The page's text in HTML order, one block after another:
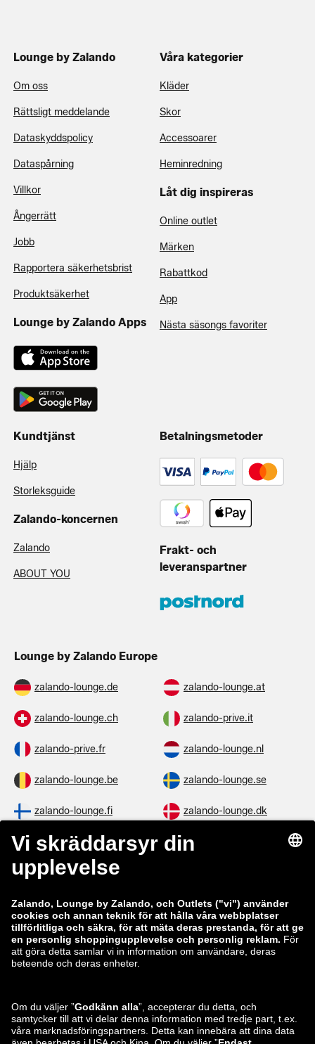
Lounge by Zalando
Om oss
Rättsligt meddelande
Dataskyddspolicy
Dataspårning
Villkor
Ångerrätt
Jobb
Rapportera säkerhetsbrist
Produktsäkerhet
Lounge by Zalando Apps
Våra kategorier
Kläder
Skor
Accessoarer
Heminredning
Låt dig inspireras
Online outlet
Märken
Rabattkod
App
Nästa säsongs favoriter
Kundtjänst
Hjälp
Storleksguide
Zalando-koncernen
Zalando
ABOUT YOU
Betalningsmetoder
Frakt- och
leveranspartner
Lounge by Zalando Europe
zalando-lounge.de zalando-lounge.at
zalando-lounge.ch zalando-prive.it
zalando-prive.fr zalando-lounge.nl
zalando-lounge.be zalando-lounge.se
zalando-lounge.fi zalando-lounge.dk
zalando-lounge.co.uk zalando-lounge.pl
zalando-prive.es
zalando-lounge.lt zalando-lounge.sk
zalando-lounge.ro zalando-lounge.hr
zalando-lounge.si
zalando-lounge.lv zalando-lounge.no